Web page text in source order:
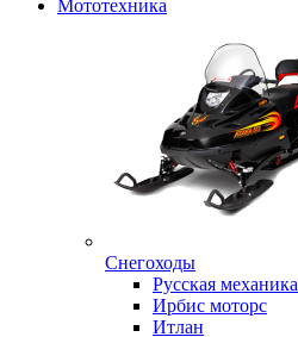
Мототехника
Снегоходы
Русская механика
Ирбис моторс
Итлан